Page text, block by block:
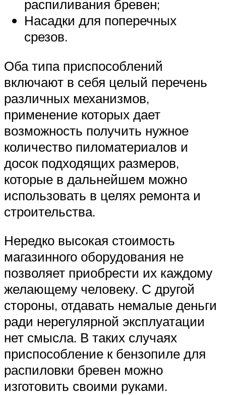
распиливания бревен;
Насадки для поперечных
срезов.
Оба типа приспособлений
включают в себя целый перечень
различных механизмов,
применение которых дает
возможность получить нужное
количество пиломатериалов и
досок подходящих размеров,
которые в дальнейшем можно
использовать в целях ремонта и
строительства.
Нередко высокая стоимость
магазинного оборудования не
позволяет приобрести их каждому
желающему человеку. С другой
стороны, отдавать немалые деньги
ради нерегулярной эксплуатации
нет смысла. В таких случаях
приспособление к бензопиле для
распиловки бревен можно
изготовить своими руками.